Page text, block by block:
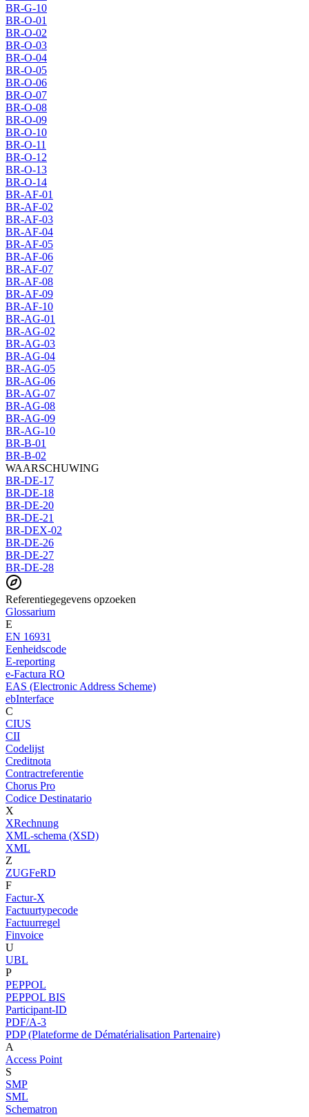
BR-G-10
BR-O-01
BR-O-02
BR-O-03
BR-O-04
BR-O-05
BR-O-06
BR-O-07
BR-O-08
BR-O-09
BR-O-10
BR-O-11
BR-O-12
BR-O-13
BR-O-14
BR-AF-01
BR-AF-02
BR-AF-03
BR-AF-04
BR-AF-05
BR-AF-06
BR-AF-07
BR-AF-08
BR-AF-09
BR-AF-10
BR-AG-01
BR-AG-02
BR-AG-03
BR-AG-04
BR-AG-05
BR-AG-06
BR-AG-07
BR-AG-08
BR-AG-09
BR-AG-10
BR-B-01
BR-B-02
WAARSCHUWING
BR-DE-17
BR-DE-18
BR-DE-20
BR-DE-21
BR-DEX-02
BR-DE-26
BR-DE-27
BR-DE-28
Referentiegegevens opzoeken
Glossarium
E
EN 16931
Eenheidscode
E-reporting
e-Factura RO
EAS (Electronic Address Scheme)
ebInterface
C
CIUS
CII
Codelijst
Creditnota
Contractreferentie
Chorus Pro
Codice Destinatario
X
XRechnung
XML-schema (XSD)
XML
Z
ZUGFeRD
F
Factur-X
Factuurtypecode
Factuurregel
Finvoice
U
UBL
P
PEPPOL
PEPPOL BIS
Participant-ID
PDF/A-3
PDP (Plateforme de Dématérialisation Partenaire)
A
Access Point
S
SMP
SML
Schematron